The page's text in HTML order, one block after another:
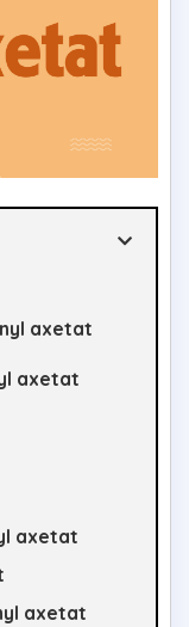
axetat
axetat
axetat
axetat